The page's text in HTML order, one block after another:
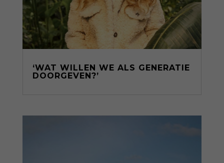
‘WAT WILLEN WE ALS GENERATIE
DOORGEVEN?’